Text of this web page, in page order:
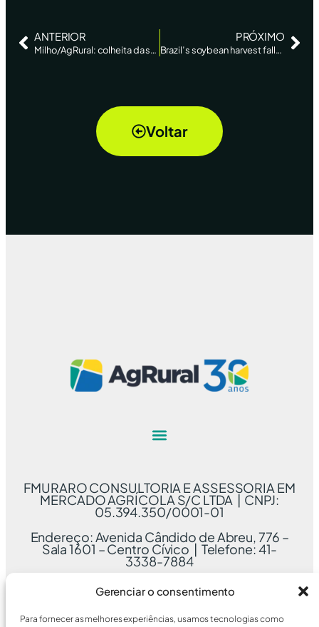
Gerenciar o consentimento
Para fornecer as melhores experiências, usamos tecnologias como
ANTERIOR
Milho/AgRural: colheita da safra de verão chega a 15% da área plantada no Centro-Sul
PRÓXIMO
Brazil’s soybean harvest falls further behind
Voltar
FMURARO CONSULTORIA E ASSESSORIA EM
MERCADO AGRÍCOLA S/C LTDA | CNPJ:
05.394.350/0001-01
Endereço: Avenida Cândido de Abreu, 776 –
Sala 1601 – Centro Cívico | Telefone: 41-
3338-7884